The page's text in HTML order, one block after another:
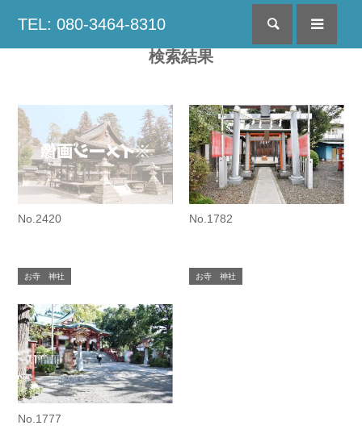
TEL: 080-3464-8310 検索
検索結果
No.2420
お寺 神社
No.1782
お寺 神社
No.1777